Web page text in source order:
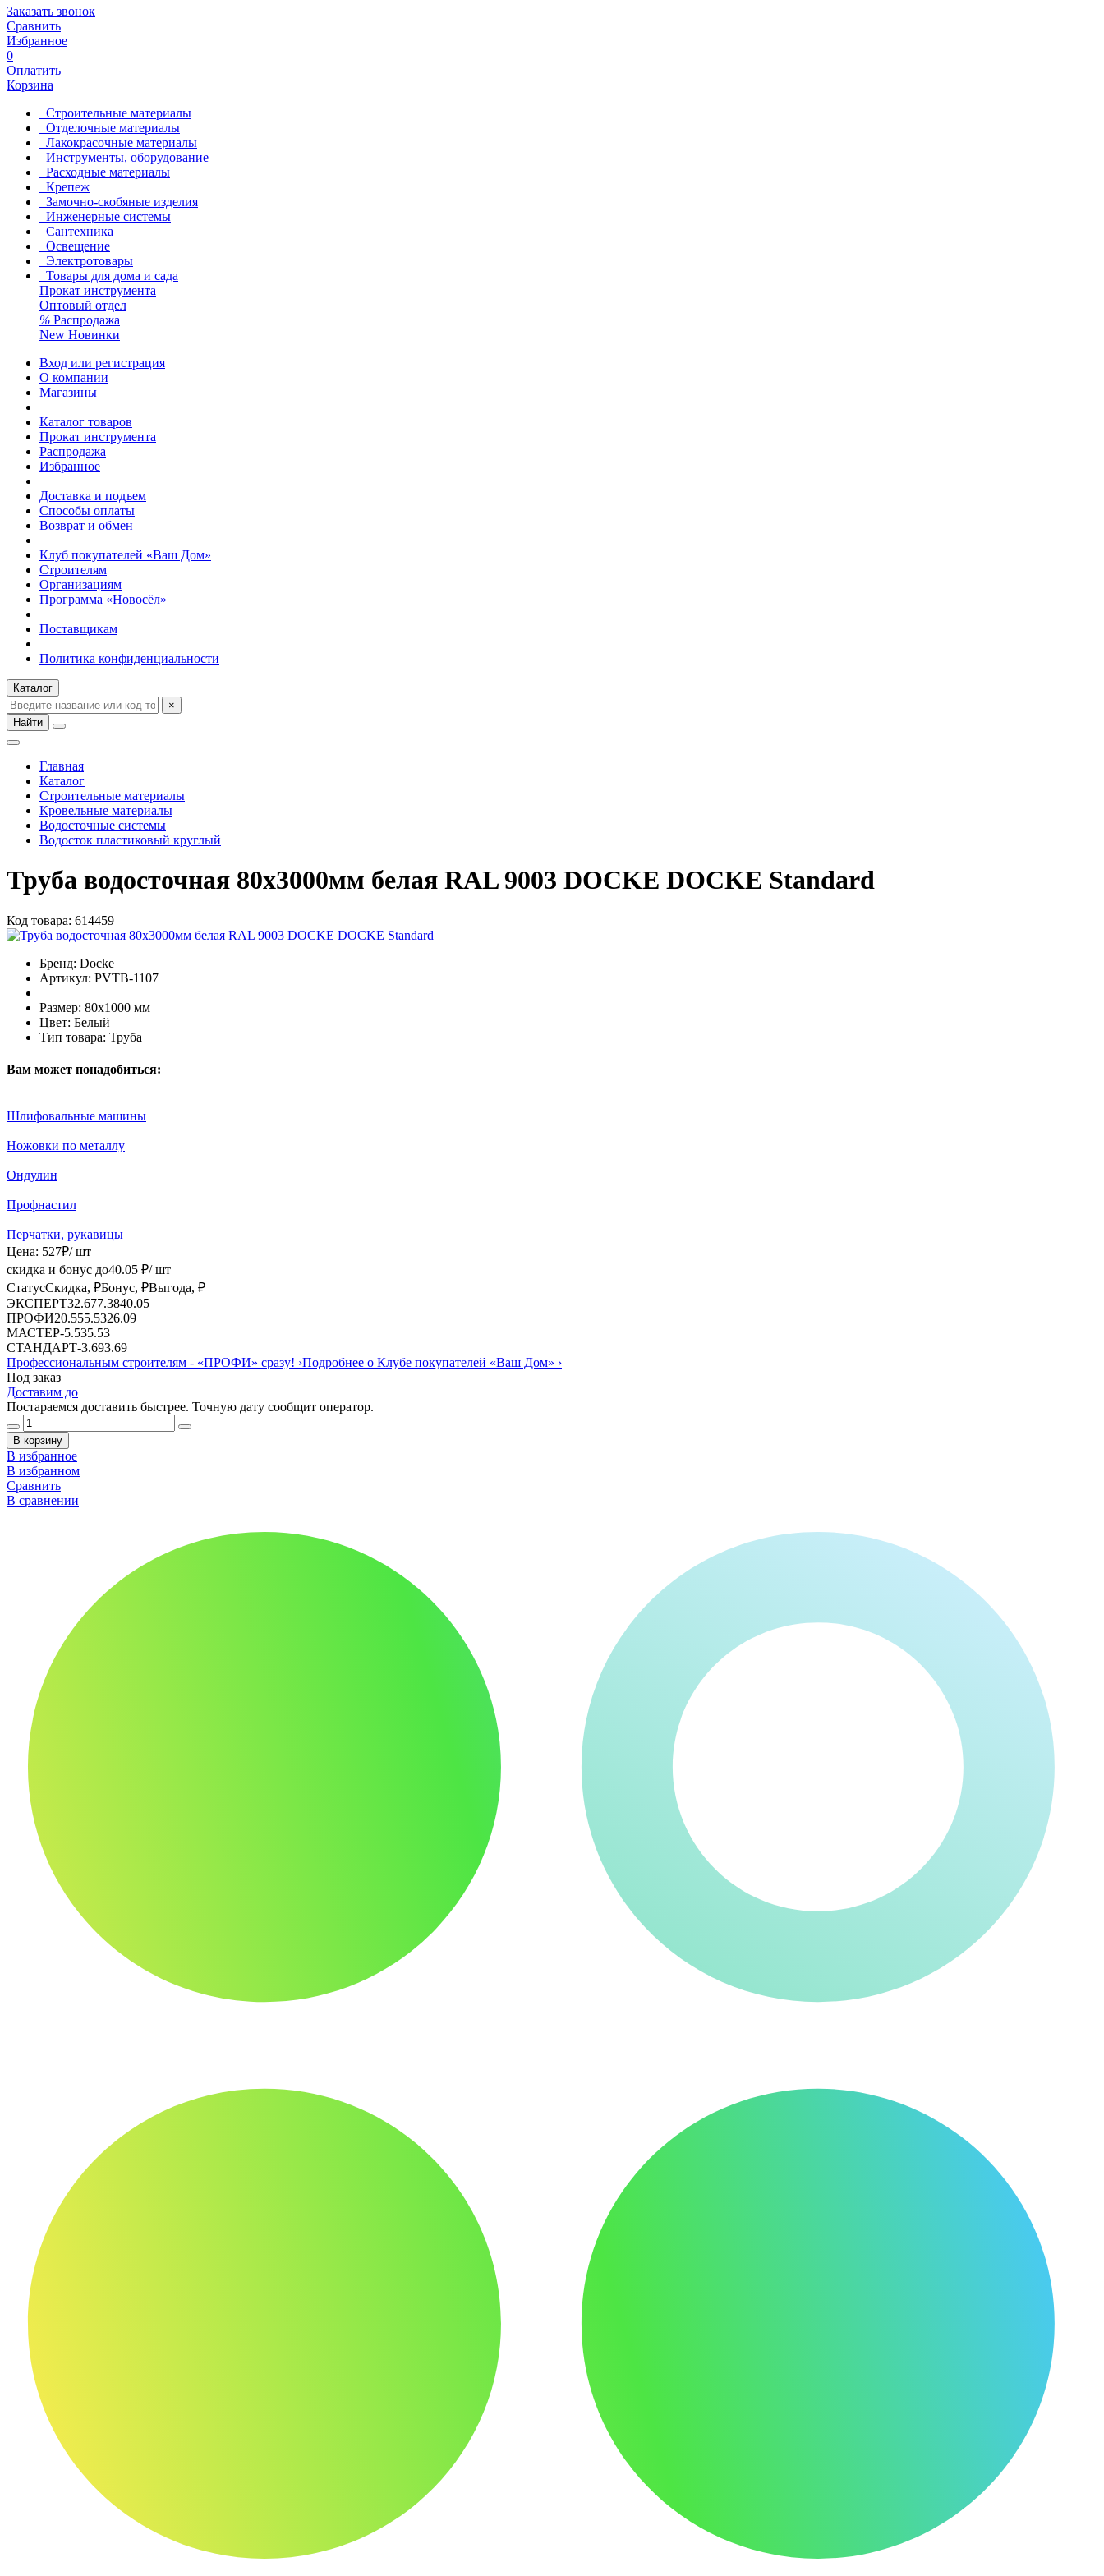
Заказать звонок
Сравнить
Избранное
0
Оплатить
Корзина
Строительные материалы
Отделочные материалы
Лакокрасочные материалы
Инструменты, оборудование
Расходные материалы
Крепеж
Замочно-скобяные изделия
Инженерные системы
Сантехника
Освещение
Электротовары
Товары для дома и сада
Прокат инструмента
Оптовый отдел
% Распродажа
New Новинки
Вход или регистрация
О компании
Магазины
Каталог товаров
Прокат инструмента
Распродажа
Избранное
Доставка и подъем
Способы оплаты
Возврат и обмен
Клуб покупателей «Ваш Дом»
Строителям
Организациям
Программа «Новосёл»
Поставщикам
Политика конфиденциальности
Каталог
×
Найти
Главная
Каталог
Строительные материалы
Кровельные материалы
Водосточные системы
Водосток пластиковый круглый
Труба водосточная 80х3000мм белая RAL 9003 DOCKE DOCKE Standard
Код товара: 614459
Бренд: Docke
Артикул: PVTB-1107
Размер: 80х1000 мм
Цвет: Белый
Тип товара: Труба
Вам может понадобиться:
Шлифовальные машины
Ножовки по металлу
Ондулин
Профнастил
Перчатки, рукавицы
Цена: 527₽/ шт
скидка и бонус до40.05 ₽/ шт
СтатусСкидка, ₽Бонус, ₽Выгода, ₽
ЭКСПЕРТ32.677.3840.05
ПРОФИ20.555.5326.09
МАСТЕР-5.535.53
СТАНДАРТ-3.693.69
Профессиональным строителям - «ПРОФИ» сразу! ›Подробнее о Клубе покупателей «Ваш Дом» ›
Под заказ
Доставим до
Постараемся доставить быстрее. Точную дату сообщит оператор.
В корзину
В избранное
В избранном
Сравнить
В сравнении